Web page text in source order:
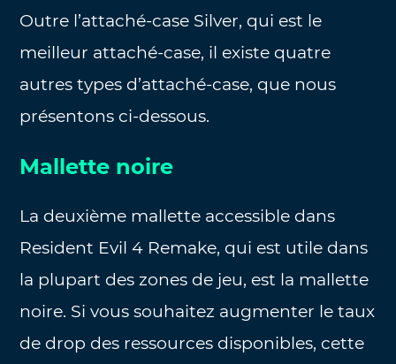
Outre l’attaché-case Silver, qui est le
meilleur attaché-case, il existe quatre
autres types d’attaché-case, que nous
présentons ci-dessous.
Mallette noire
La deuxième mallette accessible dans
Resident Evil 4 Remake, qui est utile dans
la plupart des zones de jeu, est la mallette
noire. Si vous souhaitez augmenter le taux
de drop des ressources disponibles, cette